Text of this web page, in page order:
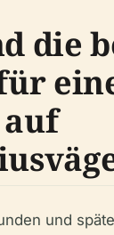
die
auf
und